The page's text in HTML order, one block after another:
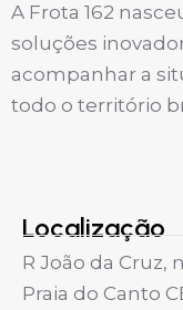
A Frota 162
soluções
acompanhar a
todo o território
Localização
R João da Cruz,
Praia do Canto